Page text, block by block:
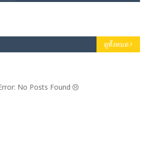
ดูทั้งหมด
No Posts Found